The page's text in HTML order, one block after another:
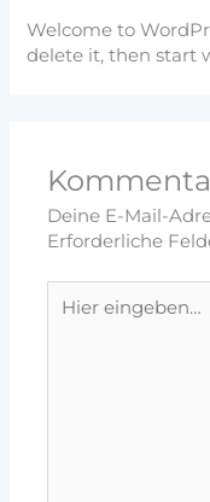
Welcome to
delete it, then start
Deine E-Mail-
Erforderliche
eingeben…